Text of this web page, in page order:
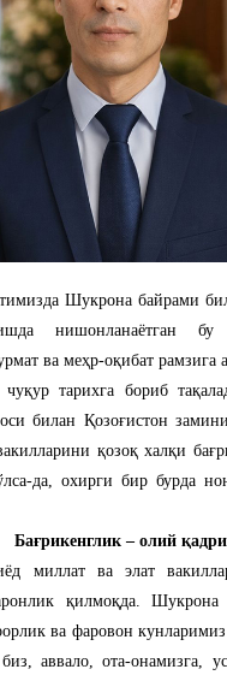
Шукрона байрами
нишонланаётган
ва меҳр-оқибат рамзига
тарихга бориб
билан Қозоғистон
қозоқ халқи
да, охирги бир бурда
​Бағрикенглик – олий
миллат ва элат
қилмоқда.
ва фаровон
аввало, ота-онамизга,